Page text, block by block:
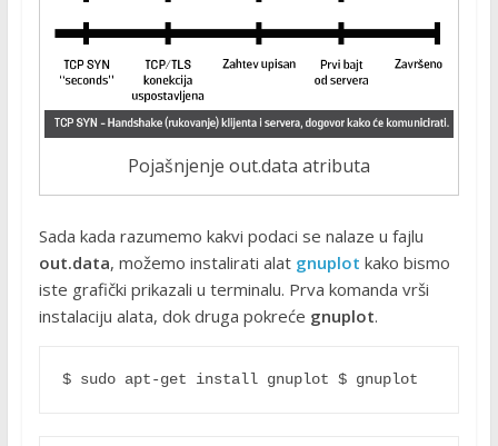
Pojašnjenje out.data atributa
Sada kada razumemo kakvi podaci se nalaze u fajlu
out.data, možemo instalirati alat gnuplot kako bismo
iste grafički prikazali u terminalu. Prva komanda vrši
instalaciju alata, dok druga pokreće gnuplot.
$ sudo apt-get install gnuplot $ gnuplot